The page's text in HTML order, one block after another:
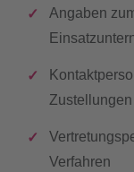
Angaben
Zustellungen
Verfahren